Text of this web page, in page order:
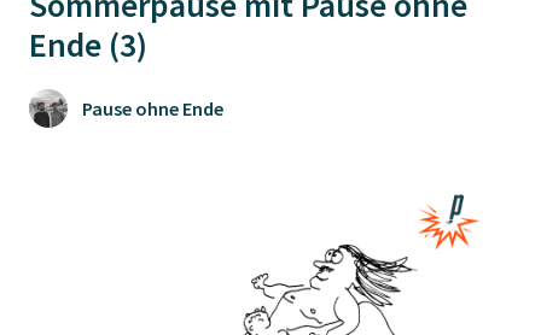
Ende (3)
Pause ohne Ende